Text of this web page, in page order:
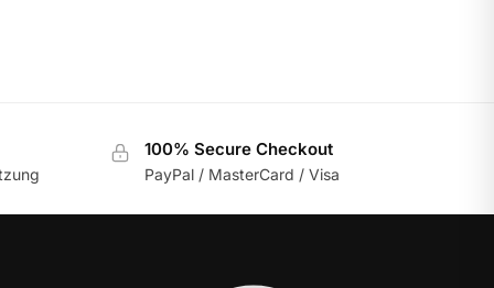
100% Secure Checkout
PayPal / MasterCard / Visa